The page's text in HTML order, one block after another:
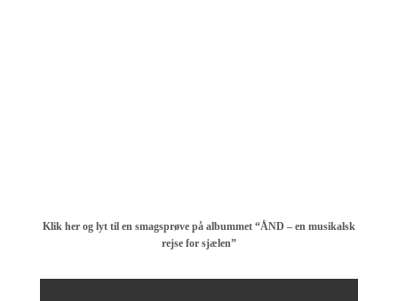
Klik her og lyt til en smagsprøve på albummet “ÅND – en musikalsk
rejse for sjælen”